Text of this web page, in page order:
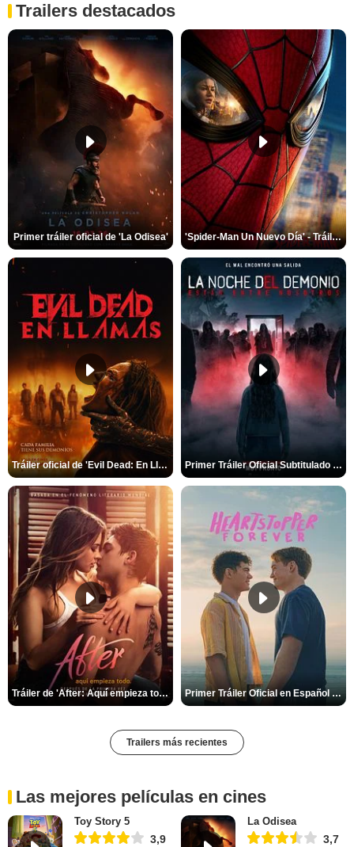
Trailers destacados
Primer tráiler oficial de 'La Odisea' 'Spider-Man Un Nuevo Día' - Tráiler oficial subtitulado
Tráiler oficial de 'Evil Dead: En Llamas' Primer Tráiler Oficial Subtitulado de 'La Noche Del Demonio: Están Entre Nosotros'
Tráiler de 'After: Aquí empieza todo' Primer Tráiler Oficial en Español de 'Heartstopper Forever'
Trailers más recientes
Las mejores películas en cines
Toy Story 5
3,9
La Odisea
3,7